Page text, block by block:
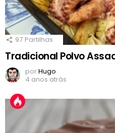
97 Partilhas
Tradicional Polvo
porHugo
4 anos atrás